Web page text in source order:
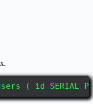
users ( id SERIAL